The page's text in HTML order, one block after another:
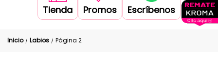
Tienda Promos Escríbenos
Inicio / Labios / Página 2